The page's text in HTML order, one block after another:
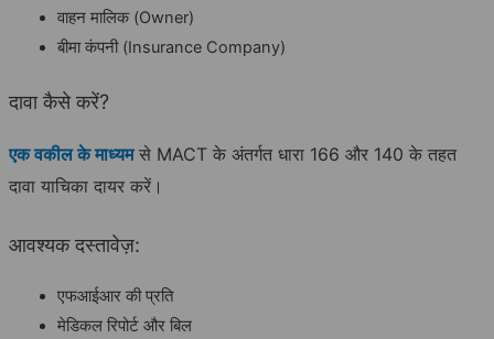
वाहन मालिक (Owner)
बीमा कंपनी (Insurance Company)
दावा कैसे करें?
एक वकील के माध्यमसे MACT के अंतर्गत धारा 166 और 140 के तहत
दावा याचिका दायर करें।
आवश्यक दस्तावेज़:
एफआईआर की प्रति
मेडिकल रिपोर्ट और बिल